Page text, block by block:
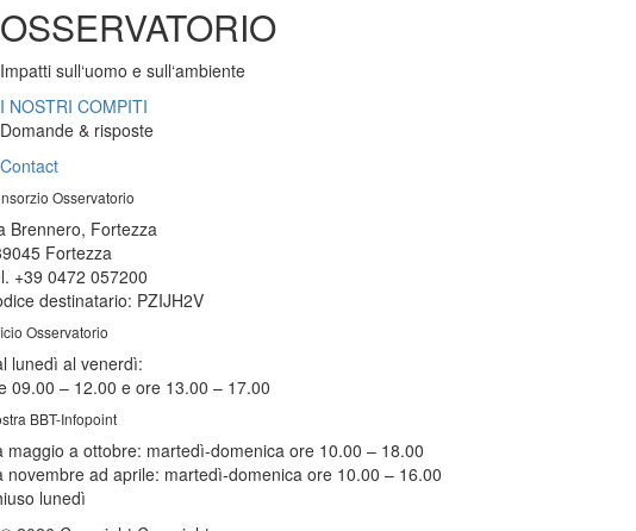
OSSERVATORIO
Impatti sull‘uomo e sull‘ambiente
I NOSTRI COMPITI
Domande & risposte
Contact
Osservatorio
Brennero, Fortezza
Fortezza
+39 0472 057200
destinatario: PZIJH2V
Osservatorio
lunedì al venerdì:
09.00 – 12.00 e ore 13.00 – 17.00
BBT-Infopoint
maggio a ottobre: martedì-domenica ore 10.00 – 18.00
novembre ad aprile: martedì-domenica ore 10.00 – 16.00
lunedì